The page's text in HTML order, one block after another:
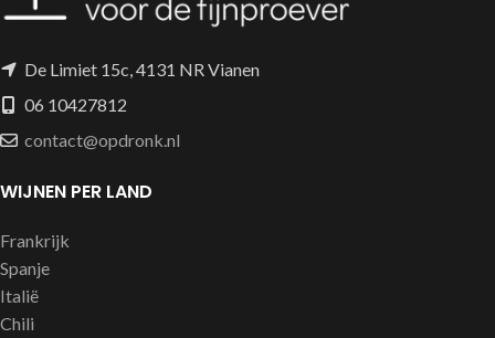
De Limiet 15c, 4131 NR Vianen
06 10427812
contact@opdronk.nl
WIJNEN PER LAND
Frankrijk
Spanje
Italië
Chili